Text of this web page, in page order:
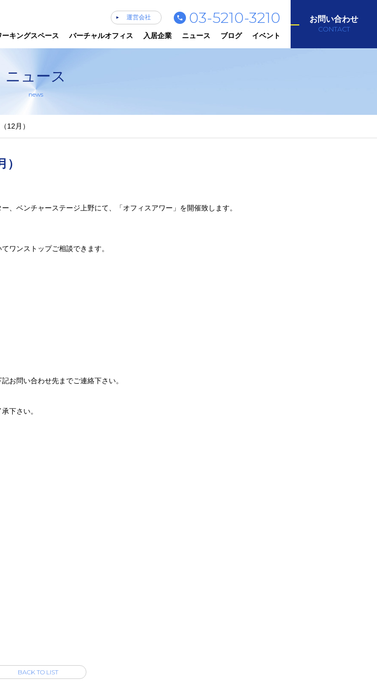
運営会社 03-5210-3210
ーキングスペース バーチャルオフィス 入居企業 ニュース ブログ イベント
お問い合わせ
CONTACT
ニュース
news
12月）
、ベンチャーステージ上野にて、「オフィスアワー」を開催致します。
ワンストップご相談できます。
お問い合わせ先までご連絡下さい。
下さい。
BACK TO LIST